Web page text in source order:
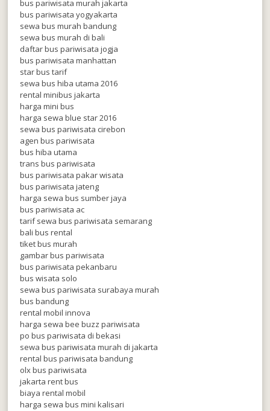
bus pariwisata murah jakarta
bus pariwisata yogyakarta
sewa bus murah bandung
sewa bus murah di bali
daftar bus pariwisata jogja
bus pariwisata manhattan
star bus tarif
sewa bus hiba utama 2016
rental minibus jakarta
harga mini bus
harga sewa blue star 2016
sewa bus pariwisata cirebon
agen bus pariwisata
bus hiba utama
trans bus pariwisata
bus pariwisata pakar wisata
bus pariwisata jateng
harga sewa bus sumber jaya
bus pariwisata ac
tarif sewa bus pariwisata semarang
bali bus rental
tiket bus murah
gambar bus pariwisata
bus pariwisata pekanbaru
bus wisata solo
sewa bus pariwisata surabaya murah
bus bandung
rental mobil innova
harga sewa bee buzz pariwisata
po bus pariwisata di bekasi
sewa bus pariwisata murah di jakarta
rental bus pariwisata bandung
olx bus pariwisata
jakarta rent bus
biaya rental mobil
harga sewa bus mini kalisari